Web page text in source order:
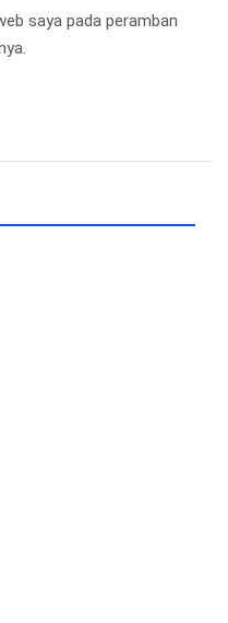
saya pada peramban